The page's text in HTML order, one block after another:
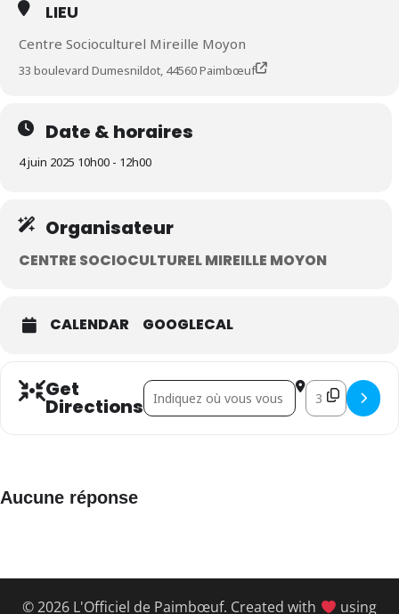
LIEU
Centre Socioculturel Mireille Moyon
33 boulevard Dumesnildot, 44560 Paimbœuf
Date & horaires
4 juin 2025 10h00 - 12h00
Organisateur
CENTRE SOCIOCULTUREL MIREILLE MOYON
CALENDAR GOOGLECAL
Get
Directions
Address - Labo créatif [] Destination
Aucune réponse
© 2026 L'Officiel de Paimbœuf. Created with using